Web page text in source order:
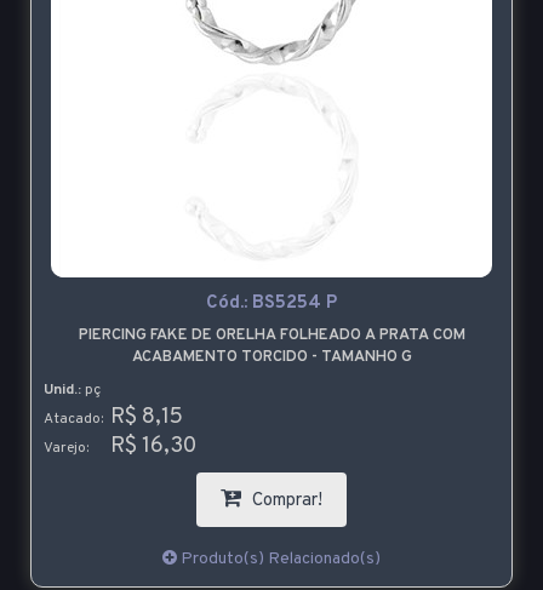
Cód.: BS5254 P
PIERCING FAKE DE ORELHA FOLHEADO A PRATA COM
ACABAMENTO TORCIDO - TAMANHO G
Unid.: pç
Atacado: R$ 8,15
Varejo: R$ 16,30
Comprar!
Produto(s) Relacionado(s)